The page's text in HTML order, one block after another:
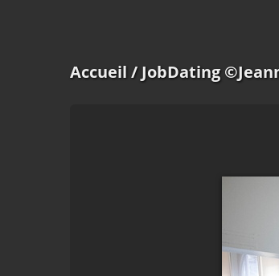
Accueil / JobDating